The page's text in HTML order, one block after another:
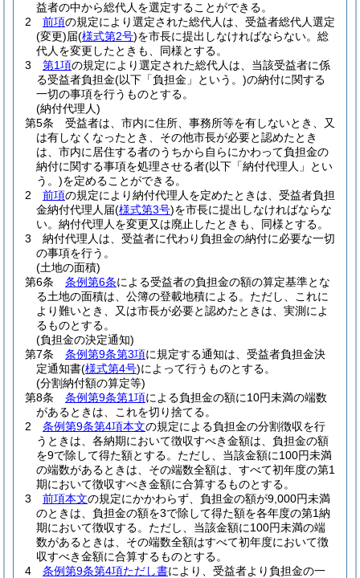
益者の中から総代人を選定することができる。
2
前項の規定により選定された総代人は、受益者総代人選定
(変更)届(様式第2号)を市長に提出しなければならない。 総
代人を変更したときも、同様とする。
3
第1項の規定により選定された総代人は、当該受益者に係
る受益者負担金(以下「負担金」という。)の納付に関する
一切の事項を行うものとする。
(納付代理人)
第5条
受益者は、市内に住所、事務所等を有しないとき、又
は有しなくなったとき、その他市長が必要と認めたとき
は、市内に居住する者のうちから自らにかわって負担金の
納付に関する事項を処理させる者(以下「納付代理人」とい
う。)を定めることができる。
2
前項の規定により納付代理人を定めたときは、受益者負担
金納付代理人届(様式第3号)を市長に提出しなければならな
い。 納付代理人を変更又は廃止したときも、同様とする。
3
納付代理人は、受益者に代わり負担金の納付に必要な一切
の事項を行う。
(土地の面積)
第6条
条例第6条による受益者の負担金の額の算定基準とな
る土地の面積は、公簿の登載地積による。 ただし、これに
より難いとき、又は市長が必要と認めたときは、実測によ
るものとする。
(負担金の決定通知)
第7条
条例第9条第3項に規定する通知は、受益者負担金決
定通知書(様式第4号)によって行うものとする。
(分割納付額の算定等)
第8条
条例第9条第1項による負担金の額に10円未満の端数
があるときは、これを切り捨てる。
2
条例第9条第4項本文の規定による負担金の分割徴収を行
うときは、各納期において徴収すべき金額は、負担金の額
を9で除して得た額とする。 ただし、当該金額に100円未満
の端数があるときは、その端数全額は、すべて初年度の第1
期において徴収すべき金額に合算するものとする。
3
前項本文の規定にかかわらず、負担金の額が9,000円未満
のときは、負担金の額を3で除して得た額を各年度の第1納
期において徴収する。 ただし、当該金額に100円未満の端
数があるときは、その端数全額はすべて初年度において徴
収すべき金額に合算するものとする。
4
条例第9条第4項ただし書により、受益者より負担金の一